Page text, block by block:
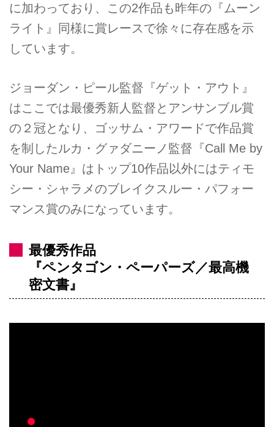
に加わっており、この2作品も昨年の『ムーン
ライト』同様に賞レースで徐々に存在感を示
しています。
ジョーダン・ピール監督『ゲット・アウト』
はここでは最優秀新人監督とアンサンブル賞
の２冠となり、ゴッサム・アワードで作品賞
を制したルカ・グァダニーノ監督『Call Me by
Your Name』はトップ10作品以外にはティモ
シー・シャラメのブレイクスルー・パフォー
マンス賞のみになっています。
最優秀作品
『ペンタゴン・ペーパーズ／最高機
密文書』